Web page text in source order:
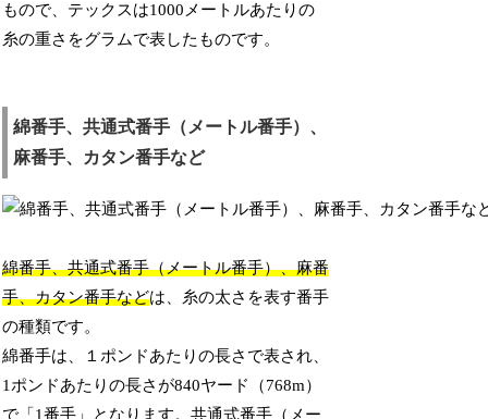
もので、テックスは1000メートルあたりの
糸の重さをグラムで表したものです。
綿番手、共通式番手（メートル番手）、
麻番手、カタン番手など
綿番手、共通式番手（メートル番手）、麻番
手、カタン番手などは、糸の太さを表す番手
の種類です。
綿番手は、１ポンドあたりの長さで表され、
1ポンドあたりの長さが840ヤード（768m）
で「1番手」となります。共通式番手（メー